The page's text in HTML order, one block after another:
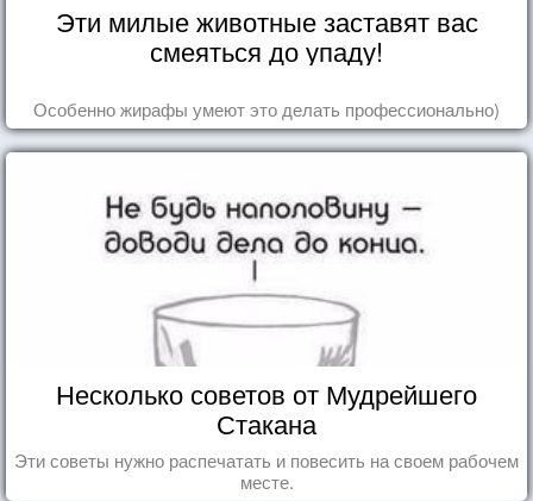
Эти милые животные заставят вас
смеяться до упаду!
Особенно жирафы умеют это делать профессионально)
Несколько советов от Мудрейшего
Стакана
Эти советы нужно распечатать и повесить на своем рабочем
месте.